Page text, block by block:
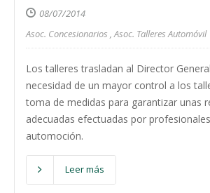
08/07/2014
Asoc. Concesionarios ,Asoc. Talleres Automóvil
Los talleres trasladan al Director
necesidad de un mayor control a los
toma de medidas para garantizar unas
adecuadas efectuadas por
automoción.
Leer más